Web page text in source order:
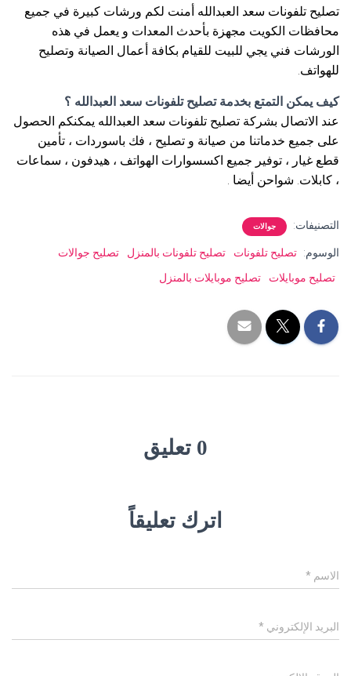
تصليح تلفونات سعد العبدالله أمنت لكم ورشات كبيرة في جميع
محافظات الكويت مجهزة بأحدث المعدات و يعمل في هذه
الورشات فني يجي للبيت للقيام بكافة أعمال الصيانة وتصليح
للهواتف.
كيف يمكن التمتع بخدمة تصليح تلفونات سعد العبدالله ؟
عند الاتصال بشركة تصليح تلفونات سعد العبدالله يمكنكم الحصول
على جميع خدماتنا من صيانة و تصليح ، فك باسوردات ، تأمين
قطع غيار ، توفير جميع اكسسوارات الهواتف ، هيدفون ، سماعات
، كابلات. شواحن أيضا .
التصنيفات: جوالات
الوسوم: تصليح تلفونات تصليح تلفونات بالمنزل
تصليح جوالات
تصليح موبايلات
تصليح موبايلات بالمنزل
0 تعليق
اترك تعليقاً
الاسم *
البريد الإلكتروني *